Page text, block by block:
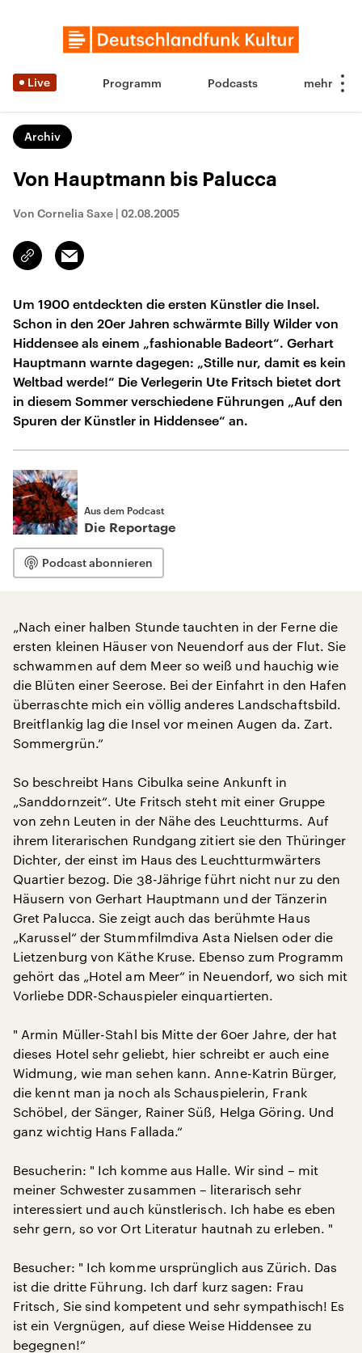
Live Programm Podcasts
Archiv
Von Hauptmann bis Palucca
Von Cornelia Saxe | 02.08.2005
Link
kopieren/teilen
Email
Um 1900 entdeckten die ersten Künstler die Insel.
Schon in den 20er Jahren schwärmte Billy Wilder von
Hiddensee als einem „fashionable Badeort“. Gerhart
Hauptmann warnte dagegen: „Stille nur, damit es kein
Weltbad werde!“ Die Verlegerin Ute Fritsch bietet dort
in diesem Sommer verschiedene Führungen „Auf den
Spuren der Künstler in Hiddensee“ an.
Aus dem Podcast
Die Reportage
Podcast abonnieren
„Nach einer halben Stunde tauchten in der Ferne die
ersten kleinen Häuser von Neuendorf aus der Flut. Sie
schwammen auf dem Meer so weiß und hauchig wie
die Blüten einer Seerose. Bei der Einfahrt in den Hafen
überraschte mich ein völlig anderes Landschaftsbild.
Breitflankig lag die Insel vor meinen Augen da. Zart.
Sommergrün.“
So beschreibt Hans Cibulka seine Ankunft in
„Sanddornzeit“. Ute Fritsch steht mit einer Gruppe
von zehn Leuten in der Nähe des Leuchtturms. Auf
ihrem literarischen Rundgang zitiert sie den Thüringer
Dichter, der einst im Haus des Leuchtturmwärters
Quartier bezog. Die 38-Jährige führt nicht nur zu den
Häusern von Gerhart Hauptmann und der Tänzerin
Gret Palucca. Sie zeigt auch das berühmte Haus
„Karussel“ der Stummfilmdiva Asta Nielsen oder die
Lietzenburg von Käthe Kruse. Ebenso zum Programm
gehört das „Hotel am Meer“ in Neuendorf, wo sich mit
Vorliebe DDR-Schauspieler einquartierten.
" Armin Müller-Stahl bis Mitte der 60er Jahre, der hat
dieses Hotel sehr geliebt, hier schreibt er auch eine
Widmung, wie man sehen kann. Anne-Katrin Bürger,
die kennt man ja noch als Schauspielerin, Frank
Schöbel, der Sänger, Rainer Süß, Helga Göring. Und
ganz wichtig Hans Fallada.“
Besucherin: " Ich komme aus Halle. Wir sind – mit
meiner Schwester zusammen – literarisch sehr
interessiert und auch künstlerisch. Ich habe es eben
sehr gern, so vor Ort Literatur hautnah zu erleben. "
Besucher: " Ich komme ursprünglich aus Zürich. Das
ist die dritte Führung. Ich darf kurz sagen: Frau
Fritsch, Sie sind kompetent und sehr sympathisch! Es
ist ein Vergnügen, auf diese Weise Hiddensee zu
begegnen!“